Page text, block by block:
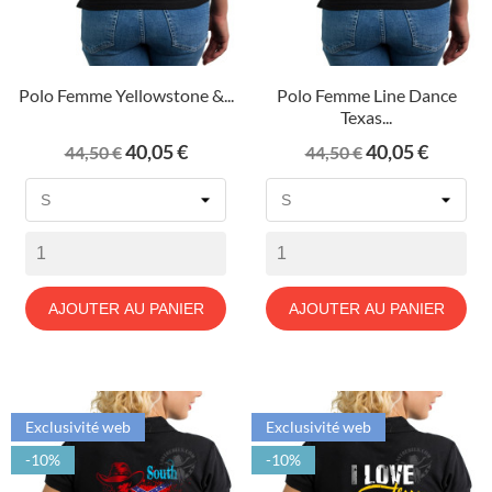
Polo Femme Yellowstone &...
Prix
de
44,50 €Prix
40,05 €
AJOUTER AU PANIER
Polo Femme Line Dance
Texas...
Prix
de
44,50 €Prix
40,05 €
AJOUTER AU PANIER
Exclusivité web
-10%
Exclusivité web
-10%